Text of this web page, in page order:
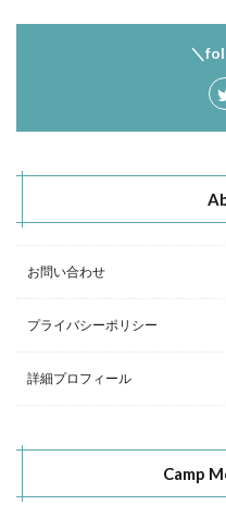
＼
お問い合わせ
プライバシーポリシー
詳細プロフィール
Camp